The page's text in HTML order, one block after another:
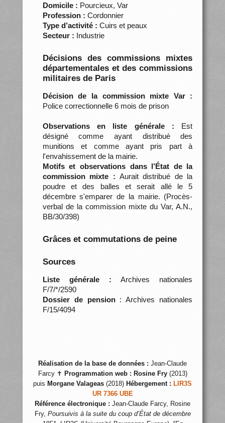
Domicile : Pourcieux, Var
Profession : Cordonnier
Type d’activité : Cuirs et peaux
Secteur : Industrie
Décisions des commissions mixtes
départementales et des commissions
militaires de Paris
Décision de la commission mixte Var :
Police correctionnelle 6 mois de prison
Observations en liste générale : Est
désigné comme ayant distribué des
munitions et comme ayant pris part à
l'envahissement de la mairie.
Motifs et observations dans l’État de la
commission mixte : Aurait distribué de la
poudre et des balles et serait allé le 5
décembre s'emparer de la mairie. (Procès-
verbal de la commission mixte du Var, A.N.,
BB/30/398)
Grâces et commutations de peine
Sources
Liste générale : Archives nationales
F/7/*/2590
Dossier de pension: Archives nationales
F/15/4094
Réalisation de la base de données : Jean-Claude
Farcy ✝ Programmation web : Rosine Fry(2013)
puis Morgane Valageas (2018) Hébergement : LIR3S
UR 7366 UBE
Référence électronique : Jean-Claude Farcy, Rosine
Fry, Poursuivis à la suite du coup d’État de décembre